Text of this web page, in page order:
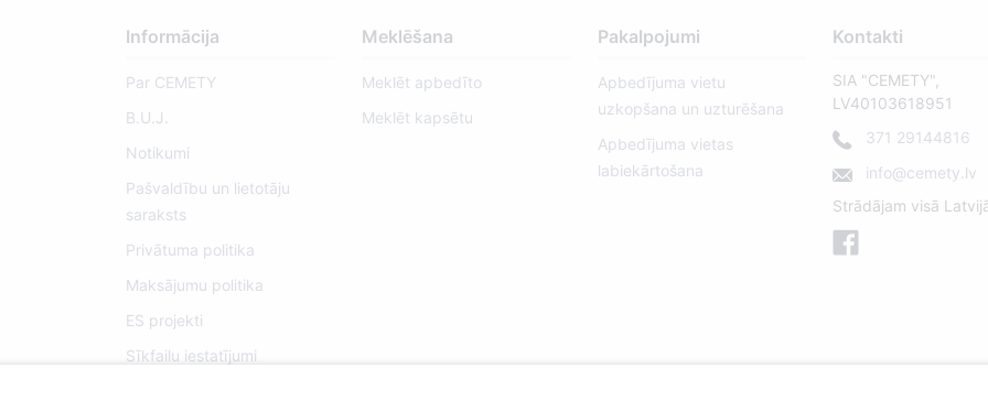
Informācija
Par CEMETY
B.U.J.
Notikumi
Pašvaldību un lietotāju
saraksts
Privātuma politika
Maksājumu politika
ES projekti
Sīkfailu iestatījumi
Meklēšana
Meklēt apbedīto
Meklēt kapsētu
Pakalpojumi
Apbedījuma vietu
uzkopšana un uzturēšana
Apbedījuma vietas
labiekārtošana
Kontakti
SIA "CEMETY",
LV40103618951
371 29144816
info@cemety.lv
Strādājam visā